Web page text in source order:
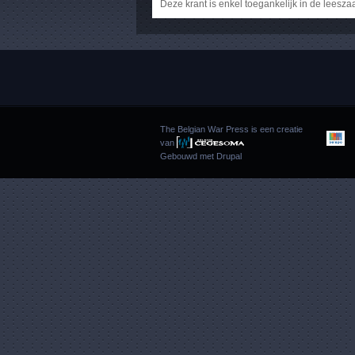
Deze krant is enkel toegankelijk in de
The Belgian War Press is een creatie
van
Gebouwd met Drupal